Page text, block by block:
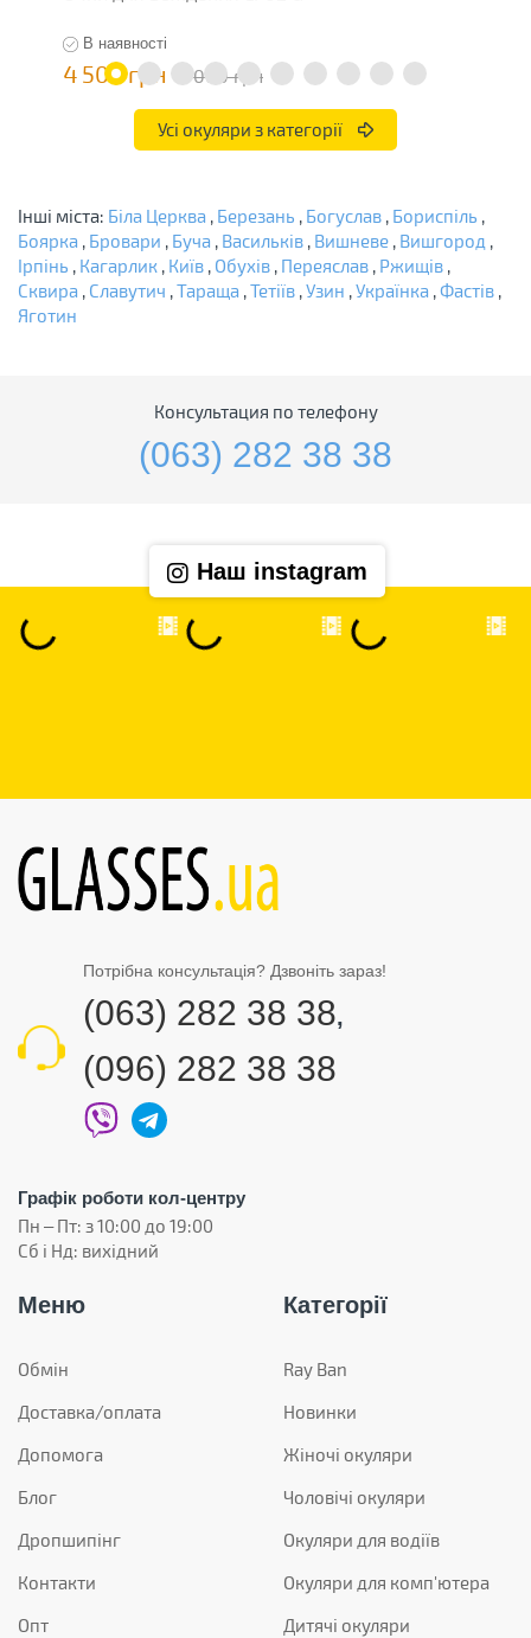
В наявності
4 500 грн 9 000 грн
Усі окуляри з категорії
Інші міста: Біла Церква , Березань , Богуслав , Бориспіль ,
Боярка , Бровари , Буча , Васильків , Вишневе , Вишгород ,
Ірпінь , Кагарлик , Київ , Обухів , Переяслав , Ржищів ,
Сквира , Славутич ,Тараща ,Тетіїв ,Узин ,Українка ,Фастів ,
Яготин
Консультация по телефону
(063) 282 38 38
Наш instagram
Потрібна консультація? Дзвоніть зараз!
(063) 282 38 38,
(096) 282 38 38
Графік роботи кол-центру
Пн – Пт: з 10:00 до 19:00
Сб і Нд: вихідний
Меню
Обмін
Доставка/оплата
Допомога
Блог
Дропшипінг
Контакти
Опт
Категорії
Ray Ban
Новинки
Жіночі окуляри
Чоловічі окуляри
Окуляри для водіїв
Окуляри для комп'ютера
Дитячі окуляри